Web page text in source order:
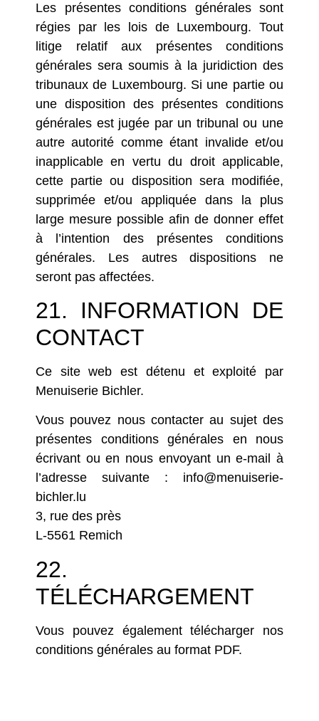
Les présentes conditions générales sont
régies par les lois de Luxembourg. Tout
litige relatif aux présentes conditions
générales sera soumis à la juridiction des
tribunaux de Luxembourg. Si une partie ou
une disposition des présentes conditions
générales est jugée par un tribunal ou une
autre autorité comme étant invalide et/ou
inapplicable en vertu du droit applicable,
cette partie ou disposition sera modifiée,
supprimée et/ou appliquée dans la plus
large mesure possible afin de donner effet
à l’intention des présentes conditions
générales. Les autres dispositions ne
seront pas affectées.
21. INFORMATION DE
CONTACT
Ce site web est détenu et exploité par
Menuiserie Bichler.
Vous pouvez nous contacter au sujet des
présentes conditions générales en nous
écrivant ou en nous envoyant un e-mail à
l’adresse suivante : info@menuiserie-
bichler.lu
3, rue des près
L-5561 Remich
22.
TÉLÉCHARGEMENT
Vous pouvez égalementtélécharger nos
conditions générales au format PDF.